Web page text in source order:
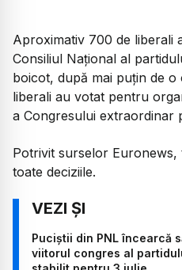
Aproximativ 700 de liberali
Consiliul Național al
boicot, după mai puțin de
liberali au votat pentru
a Congresului extraordinar
Potrivit surselor Euronews,
toate deciziile.
Puciștii din PNL încearcă
viitorul congres al